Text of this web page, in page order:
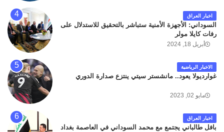
اخبار العراق
السوداني: الأجهزة الأمنية ستباشر بالتحقيق للاستدلال على
رفات كايلا مولر
أبريل 18, 2024
الاخبار الرياضية
غوارديولا يعود.. مانشستر سيتي ينتزع صدارة الدوري
مايو 02, 2023
اخبار العراق
بافل طالباني يجتمع مع محمد السوداني في العاصمة بغداد